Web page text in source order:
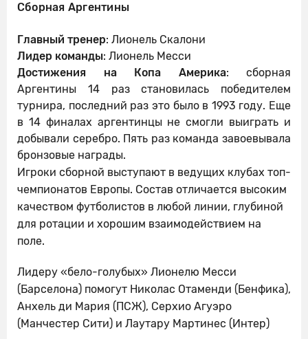
Сборная Аргентины
Главный тренер: Лионель Скалони
Лидер команды: Лионель Месси
Достижения на Копа Америка: сборная
Аргентины 14 раз становилась победителем
турнира, последний раз это было в 1993 году. Еще
в 14 финалах аргентинцы не смогли выиграть и
добывали серебро. Пять раз команда завоевывала
бронзовые награды.
Игроки сборной выступают в ведущих клубах топ-
чемпионатов Европы. Состав отличается высоким
качеством футболистов в любой линии, глубиной
для ротации и хорошим взаимодействием на
поле.
Лидеру «бело-голубых» Лионелю Месси
(Барселона) помогут Николас Отаменди (Бенфика),
Анхель ди Мария (ПСЖ), Серхио Агуэро
(Манчестер Сити) и Лаутару Мартинес (Интер)